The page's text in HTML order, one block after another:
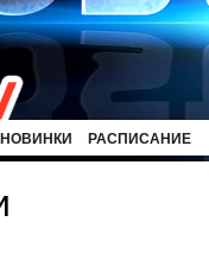
НОВИНКИ РАСПИСАНИЕ